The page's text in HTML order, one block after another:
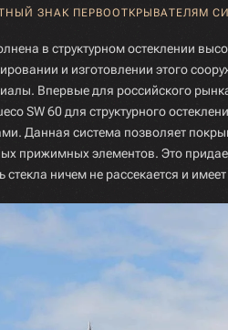
ЗНАК ПЕРВООТКРЫВАТЕЛЯМ
в структурном остеклении
и изготовлении этого
Впервые для российского
SW 60 для структурного
Данная система позволяет
прижимных элементов. Это
ничем не рассекается и